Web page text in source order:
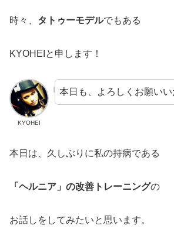
時々、 タトゥーモデルでもある
KYOHEIと申します！
KYOHEI
本日も、よろしくお願い
本日は、久しぶりに私の持病である
「ヘルニア」の改善トレーニングの
お話しをしてみたいと思います。